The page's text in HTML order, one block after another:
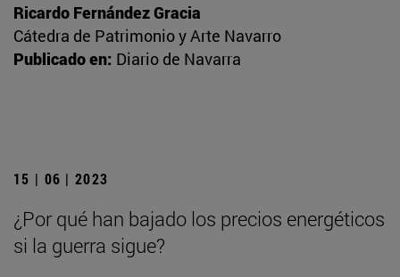
Ricardo Fernández Gracia
Cátedra de Patrimonio y Arte Navarro
Publicado en: Diario de Navarra
15 | 06 | 2023
¿Por qué han bajado los precios energéticos
si la guerra sigue?